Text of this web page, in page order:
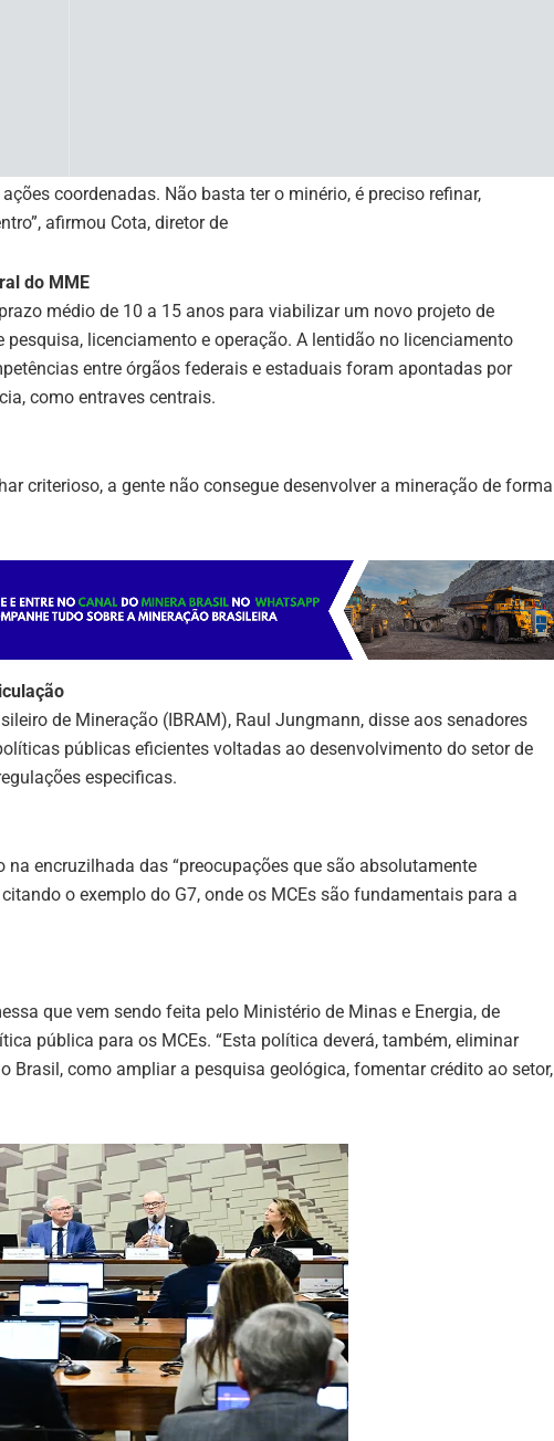
minerais críticos pode crescer até 500% até 2050, e o Brasil possui
se posicionar como fornecedor-chave na transição para energias
mundial.
coordenadas. Não basta ter o minério, é preciso refinar,
afirmou Cota, diretor de
do MME
médio de 10 a 15 anos para viabilizar um novo projeto de
pesquisa, licenciamento e operação. A lentidão no licenciamento
entre órgãos federais e estaduais foram apontadas por
como entraves centrais.
criterioso, a gente não consegue desenvolver a mineração de forma
de Mineração (IBRAM), Raul Jungmann, disse aos senadores
públicas eficientes voltadas ao desenvolvimento do setor de
especificas.
encruzilhada das “preocupações que são absolutamente
o exemplo do G7, onde os MCEs são fundamentais para a
que vem sendo feita pelo Ministério de Minas e Energia, de
pública para os MCEs. “Esta política deverá, também, eliminar
Brasil, como ampliar a pesquisa geológica, fomentar crédito ao setor,